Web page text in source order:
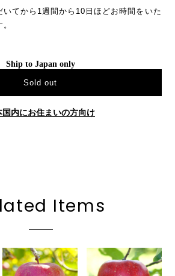
いてから1週間から10日ほどお時間をいた
Ship to Japan only
Sold out
国内にお住まいの方向け
Items